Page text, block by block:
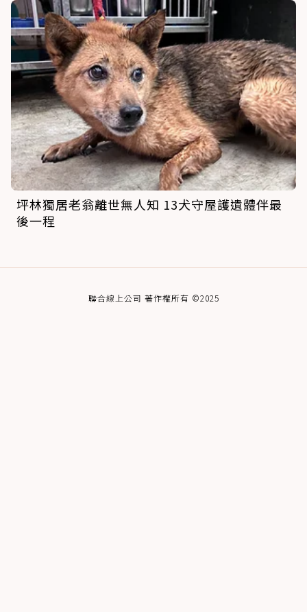
坪林獨居老翁離世無人知 13犬守屋護遺體伴最
後一程
聯合線上公司 著作權所有 ©2025